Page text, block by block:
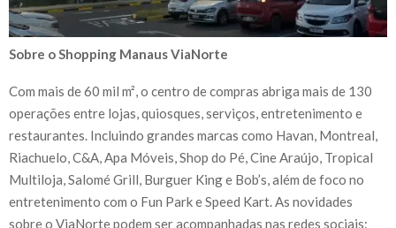
Sobre o Shopping Manaus ViaNorte
Com mais de 60 mil m², o centro de compras abriga mais de 130
operações entre lojas, quiosques, serviços, entretenimento e
restaurantes. Incluindo grandes marcas como Havan, Montreal,
Riachuelo, C&A, Apa Móveis, Shop do Pé, Cine Araújo, Tropical
Multiloja, Salomé Grill, Burguer King e Bob’s, além de foco no
entretenimento com o Fun Park e Speed Kart. As novidades
sobre o ViaNorte podem ser acompanhadas nas redes sociais: